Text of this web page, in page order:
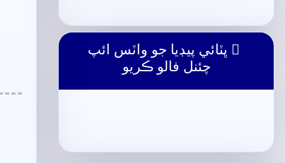
ڀٽائي پيڊيا جو واٽس ائپ
چئنل فالو ڪريو